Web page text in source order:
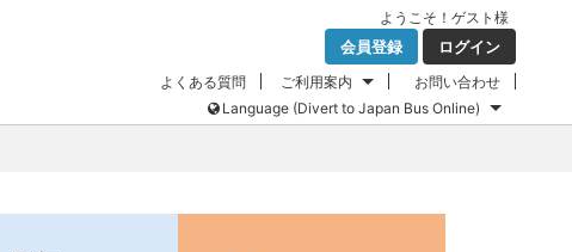
ようこそ！ ゲスト 様
会員登録 ログイン
よくある質問 ご利用案内
お問い合わせ
Language (Divert to Japan Bus Online)